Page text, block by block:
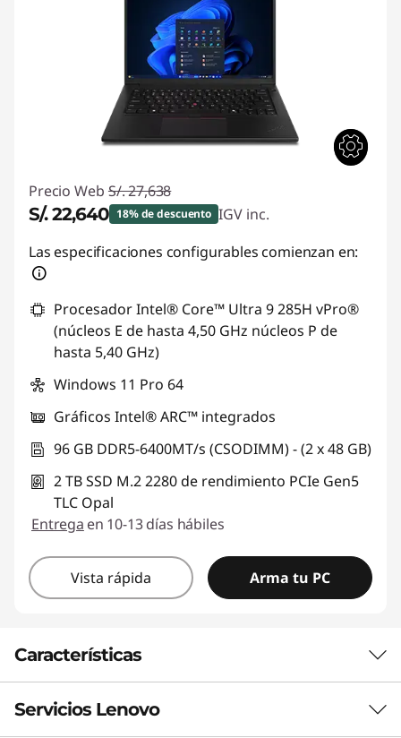
Precio Web S/. 27,638
S/. 22,640 18% de descuento IGV inc.
Ahorros instantáneos :-S/. 4998
Las especificaciones configurables comienzan en:
Procesador Intel® Core™ Ultra 9 285H vPro®
(núcleos E de hasta 4,50 GHz núcleos P de
hasta 5,40 GHz)
Windows 11 Pro 64
Gráficos Intel® ARC™ integrados
96 GB DDR5-6400MT/s (CSODIMM) - (2 x 48 GB)
2 TB SSD M.2 2280 de rendimiento PCIe Gen5
TLC Opal
Entrega en 10-13 días hábiles
Vista rápida Arma tu PC
Características
POTENCIA COMPACTA QUE INSPIRA
MENTES CREATIVAS
Servicios Lenovo